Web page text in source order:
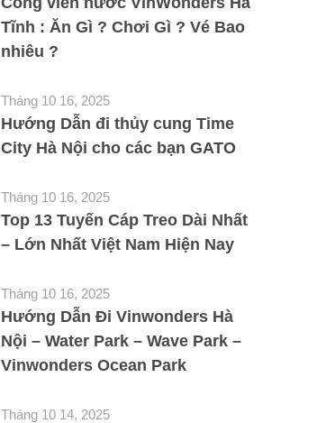
Tĩnh : Ăn Gì ? Chơi Gì ? Vé Bao
nhiêu ?
Tháng 10 16, 2025
Hướng Dẫn đi thủy cung Time
City Hà Nội cho các bạn GATO
Tháng 10 16, 2025
Top 13 Tuyến Cáp Treo Dài Nhất
– Lớn Nhất Việt Nam Hiện Nay
Tháng 10 16, 2025
Hướng Dẫn Đi Vinwonders Hà
Nội – Water Park – Wave Park –
Vinwonders Ocean Park
Tháng 10 14, 2025